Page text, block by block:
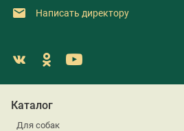
Написать директору
Каталог
Для собак